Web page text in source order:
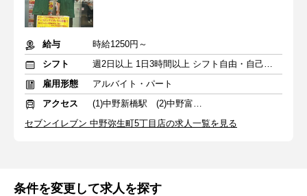
給与
時給1250円～
シフト
週2日以上 1日3時間以上 シフト自由・自己申告
雇用形態
アルバイト・パート
アクセス
(1)中野新橋駅 (2)中野富士見町駅
セブンイレブン 中野弥生町5丁目店の求人一覧を見る
条件を変更して求人を探す